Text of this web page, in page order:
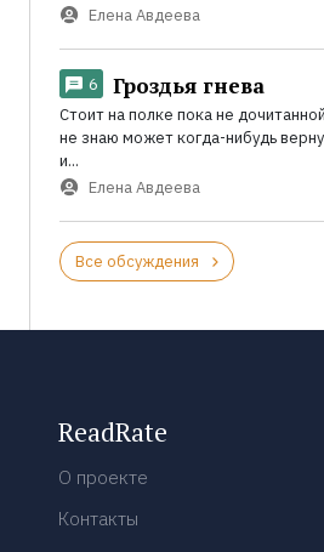
Елена Авдеева
6 Гроздья гнева
Стоит на полке пока не
не знаю может когда-нибудь
и...
Елена Авдеева
Все обсуждения
ReadRate
О проекте
Контакты